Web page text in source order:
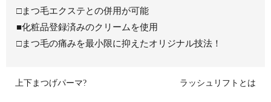
□まつ毛エクステとの併用が可能
■化粧品登録済みのクリームを使用
□まつ毛の痛みを最小限に抑えたオリジナル技法！
上下まつげパーマ? ラッシュリフトとは